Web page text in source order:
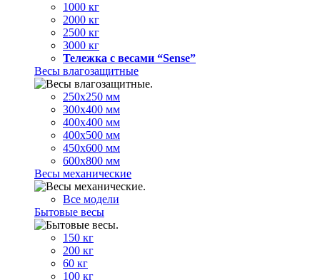
1000 кг
2000 кг
2500 кг
3000 кг
Тележка с весами “Sense”
Весы влагозащитные
250х250 мм
300х400 мм
400х400 мм
400х500 мм
450х600 мм
600х800 мм
Весы механические
Все модели
Бытовые весы
150 кг
200 кг
60 кг
100 кг